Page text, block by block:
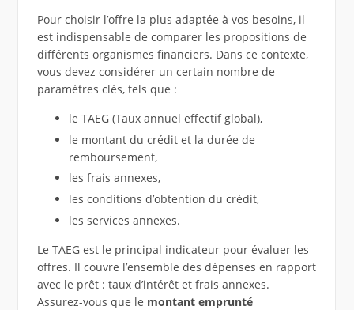
Pour choisir l’offre la plus adaptée à vos besoins, il
est indispensable de comparer les propositions de
différents organismes financiers. Dans ce contexte,
vous devez considérer un certain nombre de
paramètres clés, tels que :
le TAEG (Taux annuel effectif global),
le montant du crédit et la durée de
remboursement,
les frais annexes,
les conditions d’obtention du crédit,
les services annexes.
Le TAEG est le principal indicateur pour évaluer les
offres. Il couvre l’ensemble des dépenses en rapport
avec le prêt : taux d’intérêt et frais annexes.
Assurez-vous que le montant emprunté